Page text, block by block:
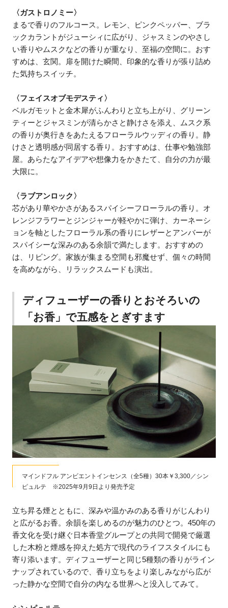
〈ガストロノミー〉
まるで香りのフルコース。レモン、ピンクペッパー、ブラ
ックカラントがジューシィに広がり、ジャスミンのやさし
い香りやムスクなどの香りが重なり、至福の空間に。おす
すめは、玄関。扉を開けた瞬間、印象的な香りが張り詰め
た気持ちスイッチ。
〈フェイスオブモデスティ〉
ベルガモットと金木犀がふんわりと立ち上がり、グリーン
ティーとジャスミンが清らかさと静けさを添え、ムスク系
の香りが奥行きをあたえるフローラルウッディの香り。静
けさと透明感が同居する香り。おすすめは、仕事や勉強部
屋。あらたなアイデアや想像力をかきたて、自分の力が最
大限に。
〈ラブアンロック〉
芯があり華やかさがあるスパイシーフローラルの香り。オ
レンジフラワーとジンジャーが軽やかに弾け、カーネーシ
ョンを軸としたフローラル系の香りにレザーとアンバーが
スパイシーな深みのある余韻で満たします。おすすめの
は、リビング。家族が集まる空間も邪魔せず、個々の時間
を高めながら、リラックスムードも演出。
ディフューザーの香りとおそろいの
「お香」で五感をとぎすます
マインドフル アンビエントインセンス（全5種）30本￥3,300／シン
ピュルテ ※2025年9月9日より発売予定
立ち昇る煙とともに、深みや温かみのある香りがじんわり
と広がるお香。余韻を楽しめるのが魅力のひとつ。450年の
香文化を受け継ぐ日本香堂グループとの共同で開発で厳選
した木粉と煙感を抑えた処方で現代のライフスタイルにも
寄り添います。ディフューザーと同じ5種類の香りがライン
ナップされているので、香り立ちをより楽しみながら広が
った静かな空間で自分の内なる世界へと没入してみて。